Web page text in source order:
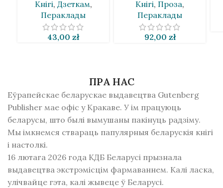
Кнігі, Дзеткам,
Пераклады
43,00 zł
Кнігі, Проза,
Пераклады
92,00 zł
ПРА НАС
Еўрапейскае беларускае выдавецтва Gutenberg
Publisher мае офіс у Кракаве. У ім працуюць
беларусы, што былі вымушаны пакінуць радзiму.
Мы імкнемся ствараць папулярныя беларускія кнігі
і настолкі.
16 лютага 2026 года КДБ Беларусі прызнала
выдавецтва экстрэмісцім фармаваннем. Калі ласка,
улічвайце гэта, калі жывеце ў Беларусі.